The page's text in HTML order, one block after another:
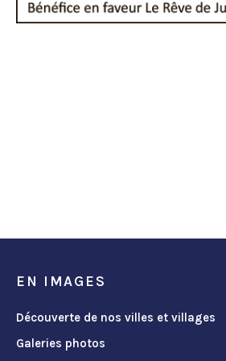
EN IMAGES
Découverte de nos villes et villages
Galeries photos